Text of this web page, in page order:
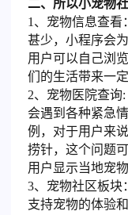
二、所以小宠物
1、宠物信息查看
甚少，小程序会
用户可以自己浏
们的生活带来一定
2、宠物医院查询
会遇到各种紧急
例，对于用户来
捞针，这个问题
用户显示当地宠
3、宠物社区板块
支持宠物的体验